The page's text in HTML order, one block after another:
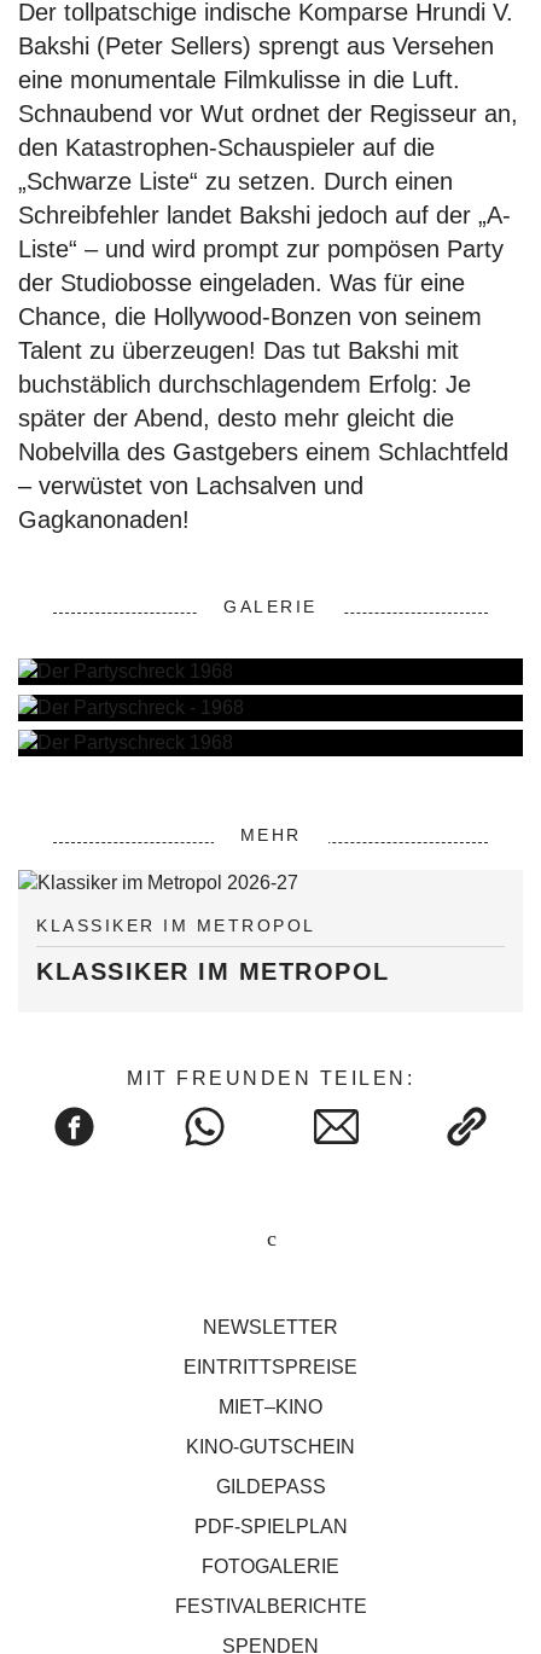
Der tollpatschige indische Komparse Hrundi V.
Bakshi (Peter Sellers) sprengt aus Versehen
eine monumentale Filmkulisse in die Luft.
Schnaubend vor Wut ordnet der Regisseur an,
den Katastrophen-Schauspieler auf die
„Schwarze Liste“ zu setzen. Durch einen
Schreibfehler landet Bakshi jedoch auf der „A-
Liste“ – und wird prompt zur pompösen Party
der Studiobosse eingeladen. Was für eine
Chance, die Hollywood-Bonzen von seinem
Talent zu überzeugen! Das tut Bakshi mit
buchstäblich durchschlagendem Erfolg: Je
später der Abend, desto mehr gleicht die
Nobelvilla des Gastgebers einem Schlachtfeld
– verwüstet von Lachsalven und
Gagkanonaden!
GALERIE
MEHR
KLASSIKER IM METROPOL
KLASSIKER IM METROPOL
MIT FREUNDEN TEILEN:
NEWSLETTER
EINTRITTSPREISE
MIET–KINO
KINO-GUTSCHEIN
GILDEPASS
PDF-SPIELPLAN
FOTOGALERIE
FESTIVALBERICHTE
SPENDEN